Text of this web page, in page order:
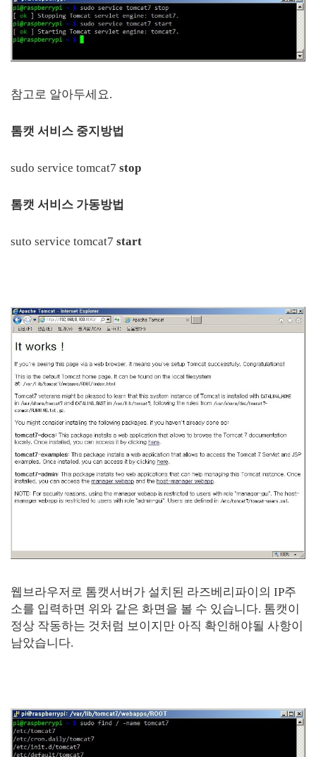
참고로 알아두세요.
톰캣 서비스 중지방법
sudo service tomcat7 stop
톰캣 서비스 가동방법
suto service tomcat7 start
웹브라우저로 톰캣서버가 설치된 라즈베리파이의 IP주
소를 입력하면 위와 같은 화면을 볼 수 있습니다. 톰캣이
정상 작동하는 것처럼 보이지만 아직 확인해야될 사항이
남았습니다.